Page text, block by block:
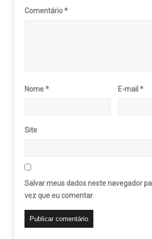
Comentário*
Nome* E-mail*
Site
Salvar meus dados neste navegador
vez que eu comentar.